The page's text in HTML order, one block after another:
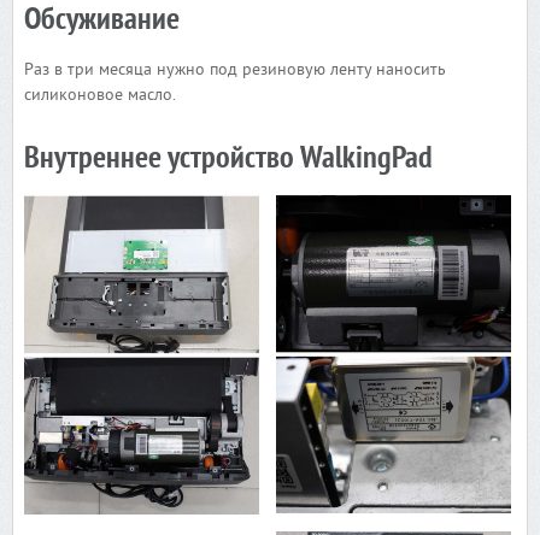
Обсуживание
Раз в три месяца нужно под резиновую ленту наносить
силиконовое масло.
Внутреннее устройство WalkingPad